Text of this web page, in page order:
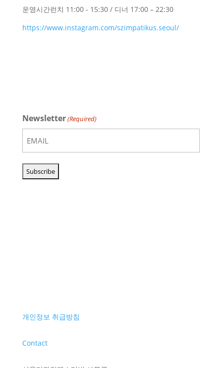
운영시간런치 11:00 - 15:30 / 디너 17:00 – 22:30
https://www.instagram.com/szimpatikus.seoul/
Newsletter(Required)
개인정보 취급방침
Contact